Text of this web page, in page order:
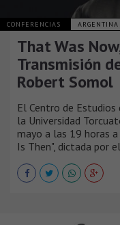
CONFERENCIAS ARGENTINA
That Was
Transmisión
Robert Somol
El Centro de
la Universidad
mayo a las 19 horas
Is Then", dictada por